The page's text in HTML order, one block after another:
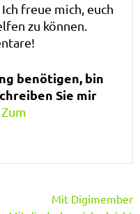
. Ich freue mich, euch
zu können.
benötigen, bin
Sie mir
Zum
Mit Digimember